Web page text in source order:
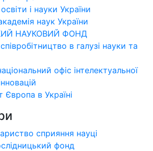
і науки України
наук України
НАУКОВИЙ ФОНД
в галузі науки та
офіс інтелектуальної
Європа в Україні
сприяння науці
фонд